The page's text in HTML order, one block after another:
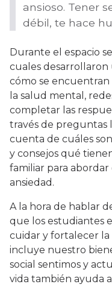
ansioso. Tener
débil, te hace
Durante el espacio
cuales desarrollaron
cómo se encuentran
la salud mental,
completar las
través de preguntas
cuenta de cuáles
y consejos qué
familiar para
ansiedad.
A la hora de hablar
que los estudiantes
cuidar y fortalecer la
incluye nuestro
social sentimos y
vida también ayuda